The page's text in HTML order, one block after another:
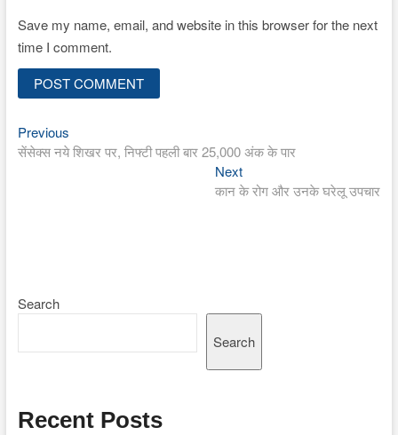
Save my name, email, and website in this browser for the next
time I comment.
Post
navigation
PreviousPrevious
post:
सेंसेक्स नये शिखर पर, निफ्टी पहली बार 25,000 अंक के पार
NextNext
post:
कान के रोग और उनके घरेलू उपचार
Search
Search
Recent Posts